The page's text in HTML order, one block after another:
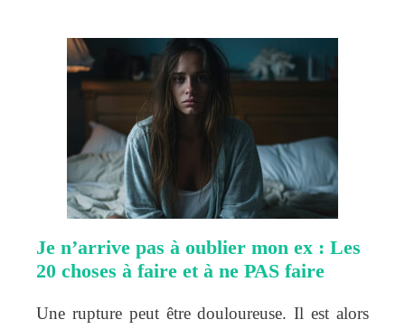
Je n’arrive pas à oublier mon ex : Les
20 choses à faire et à ne PAS faire
Une rupture peut être douloureuse. Il est alors